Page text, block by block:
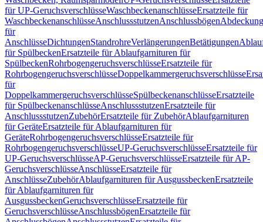
für UP-GeruchsverschlüsseWaschbeckenanschlüsseErsatzteile für
WaschbeckenanschlüsseAnschlussstutzenAnschlussbögen
für
AnschlüsseDichtungenStandrohreVerlängerungenBetätigungen
für SpülbeckenErsatzteile für Ablaufgarnituren für
SpülbeckenRohrbogengeruchsverschlüsseErsatzteile für
RohrbogengeruchsverschlüsseDoppelkammergeruchsverschlüsse
für
DoppelkammergeruchsverschlüsseSpülbeckenanschlüsseErsatzteile
für SpülbeckenanschlüsseAnschlussstutzenErsatzteile für
AnschlussstutzenZubehörErsatzteile für ZubehörAblaufgarnituren
für GeräteErsatzteile für Ablaufgarnituren für
GeräteRohrbogengeruchsverschlüsseErsatzteile für
RohrbogengeruchsverschlüsseUP-GeruchsverschlüsseErsatzteile für
UP-GeruchsverschlüsseAP-GeruchsverschlüsseErsatzteile für AP-
GeruchsverschlüsseAnschlüsseErsatzteile für
AnschlüsseZubehörAblaufgarnituren für AusgussbeckenErsatzteile
für Ablaufgarnituren für
AusgussbeckenGeruchsverschlüsseErsatzteile für
GeruchsverschlüsseAnschlussbögenErsatzteile für